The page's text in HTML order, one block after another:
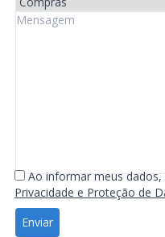
Ao informar meus
Privacidade e Proteção de